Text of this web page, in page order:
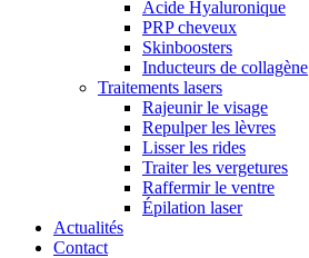
Acide Hyaluronique
PRP cheveux
Skinboosters
Inducteurs de collagène
Traitements lasers
Rajeunir le visage
Repulper les lèvres
Lisser les rides
Traiter les vergetures
Raffermir le ventre
Épilation laser
Actualités
Contact